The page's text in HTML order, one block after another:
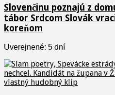
Slovenčinu poznajú z
tábor Srdcom Slovák
koreňom
Uverejnené: 5 dní